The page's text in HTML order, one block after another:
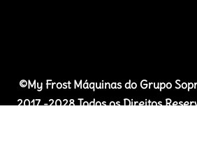
©My Frost Máquinas do Grupo
2017 -2028 Todos os Direitos